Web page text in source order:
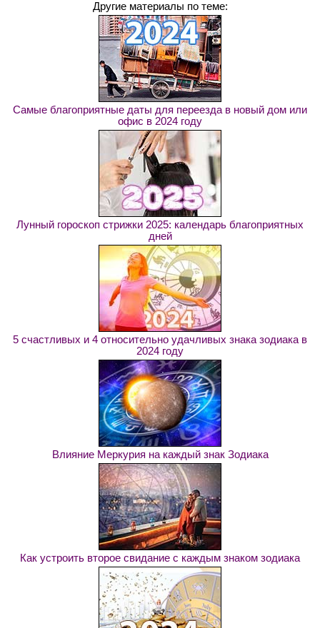
Другие материалы по теме:
Самые благоприятные даты для переезда в новый дом или
офис в 2024 году
Лунный гороскоп стрижки 2025: календарь благоприятных
дней
5 счастливых и 4 относительно удачливых знака зодиака в
2024 году
Влияние Меркурия на каждый знак Зодиака
Как устроить второе свидание с каждым знаком зодиака